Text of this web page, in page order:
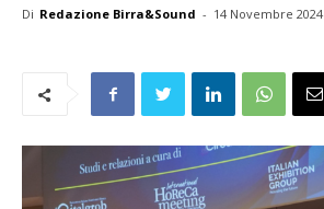
Di Redazione Birra&Sound - 14 Novembre 2024